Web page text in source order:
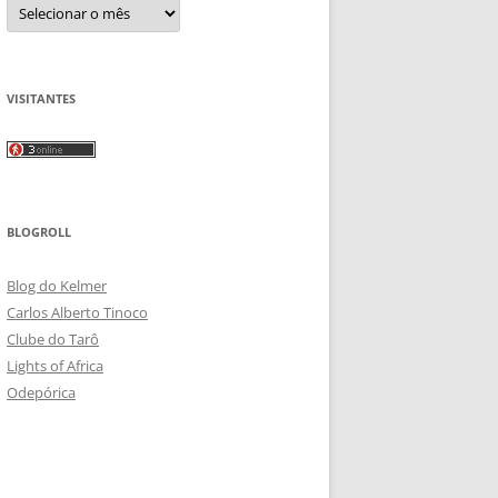
VISITANTES
BLOGROLL
Blog do Kelmer
Carlos Alberto Tinoco
Clube do Tarô
Lights of Africa
Odepórica